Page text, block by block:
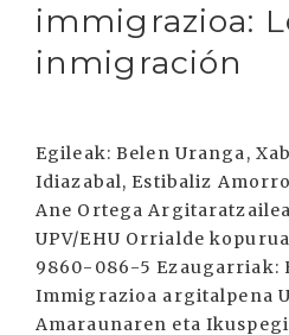
immigrazioa:
inmigración
Egileak: Belen Uranga,
Idiazabal, Estibaliz
Ane Ortega
UPV/EHU Orrialde
9860-086-5 Ezaugarriak:
Immigrazioa argitalpena
Amaraunaren eta